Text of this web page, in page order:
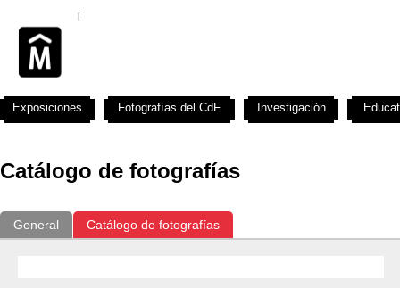
Catálogo de fotografías
General Catálogo de fotografías
Exposiciones Fotografías del CdF Investigación